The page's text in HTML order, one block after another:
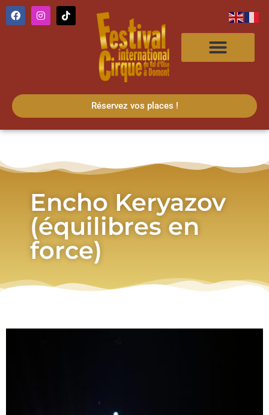
Réservez vos places !
Encho Keryazov
(équilibres en
force)